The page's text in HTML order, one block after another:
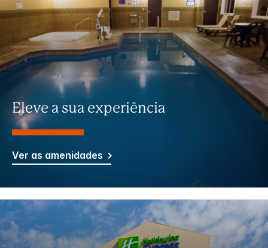
Eleve a sua experiência
Ver as amenidades